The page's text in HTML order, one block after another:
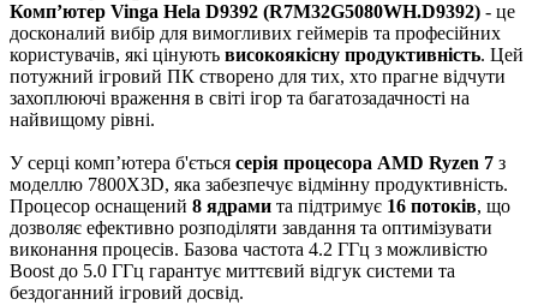
Комп’ютер Vinga Hela D9392 (R7M32G5080WH.D9392) - це
досконалий вибір для вимогливих геймерів та професійних
користувачів, які цінують високоякісну продуктивність. Цей
потужний ігровий ПК створено для тих, хто прагне відчути
захоплюючі враження в світі ігор та багатозадачності на
найвищому рівні.
У серці комп’ютера б'ється серія процесора AMD Ryzen 7 з
моделлю 7800X3D, яка забезпечує відмінну продуктивність.
Процесор оснащений 8 ядрами та підтримує 16 потоків, що
дозволяє ефективно розподіляти завдання та оптимізувати
виконання процесів. Базова частота 4.2 ГГц з можливістю
Boost до 5.0 ГГц гарантує миттєвий відгук системи та
бездоганний ігровий досвід.